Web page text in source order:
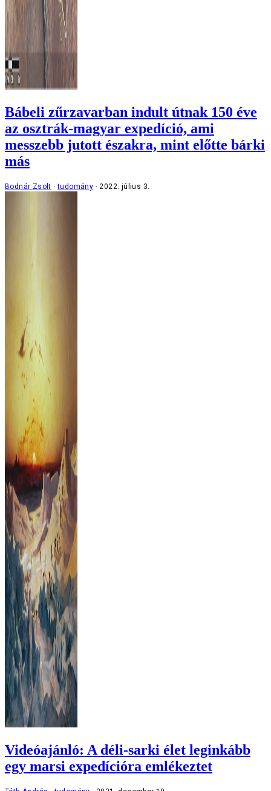
Bábeli zűrzavarban indult útnak 150 éve
az osztrák-magyar expedíció, ami
messzebb jutott északra, mint előtte bárki
más
Bodnár Zsolt tudomány 2022. július 3.
Videóajánló: A déli-sarki élet leginkább
egy marsi expedícióra emlékeztet